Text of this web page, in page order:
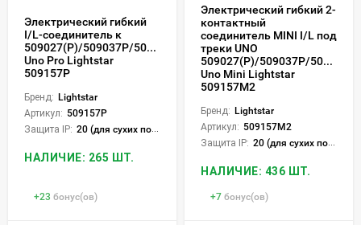
Электрический гибкий
I/L-соединитель к
509027(P)/509037P/509227(P)/509237P
Uno Pro Lightstar
509157P
Бренд: Lightstar
Артикул: 509157P
Защита IP: 20 (для сухих пом.)
НАЛИЧИЕ: 265 ШТ.
+23 бонус(ов)
Электрический гибкий 2-
контактный
соединитель MINI I/L под
треки UNO
509027(P)/509037P/
Uno Mini Lightstar
509157M2
Бренд: Lightstar
Артикул: 509157M2
Защита IP: 20 (для сухих пом.)
НАЛИЧИЕ: 436 ШТ.
+7 бонус(ов)